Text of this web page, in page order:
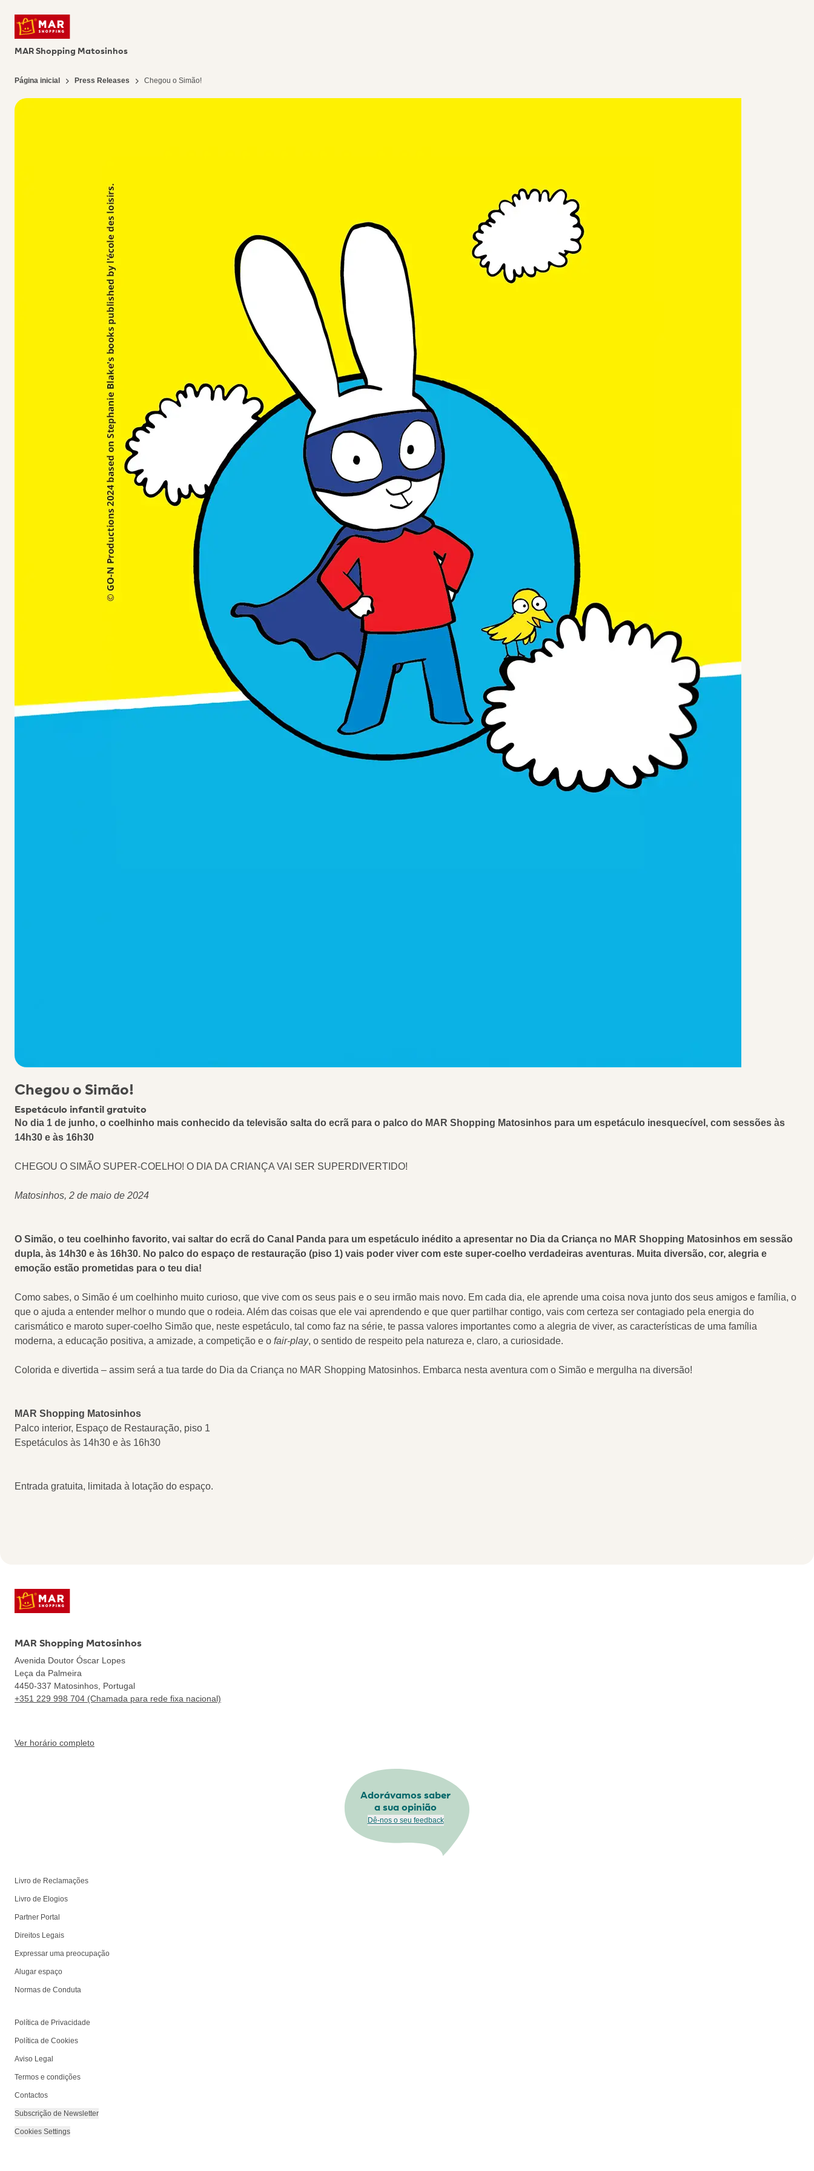
MAR Shopping Matosinhos
Página inicial Press Releases Chegou o Simão!
Chegou o Simão!
Espetáculo infantil gratuito
No dia 1 de junho, o coelhinho mais conhecido da televisão salta do ecrã para o palco do MAR Shopping Matosinhos para um espetáculo inesquecível, com sessões às
14h30 e às 16h30
CHEGOU O SIMÃO SUPER-COELHO! O DIA DA CRIANÇA VAI SER SUPERDIVERTIDO!
Matosinhos, 2 de maio de 2024
O Simão, o teu coelhinho favorito, vai saltar do ecrã do Canal Panda para um espetáculo inédito a apresentar no Dia da Criança no MAR Shopping Matosinhos em sessão
dupla, às 14h30 e às 16h30. No palco do espaço de restauração (piso 1) vais poder viver com este super-coelho verdadeiras aventuras. Muita diversão, cor, alegria e
emoção estão prometidas para o teu dia!
Como sabes, o Simão é um coelhinho muito curioso, que vive com os seus pais e o seu irmão mais novo. Em cada dia, ele aprende uma coisa nova junto dos seus amigos e família, o
que o ajuda a entender melhor o mundo que o rodeia. Além das coisas que ele vai aprendendo e que quer partilhar contigo, vais com certeza ser contagiado pela energia do
carismático e maroto super-coelho Simão que, neste espetáculo, tal como faz na série, te passa valores importantes como a alegria de viver, as características de uma família
moderna, a educação positiva, a amizade, a competição e o fair-play, o sentido de respeito pela natureza e, claro, a curiosidade.
Colorida e divertida – assim será a tua tarde do Dia da Criança no MAR Shopping Matosinhos. Embarca nesta aventura com o Simão e mergulha na diversão!
MAR Shopping Matosinhos
Palco interior, Espaço de Restauração, piso 1
Espetáculos às 14h30 e às 16h30
Entrada gratuita, limitada à lotação do espaço.
MAR Shopping Matosinhos
Avenida Doutor Óscar Lopes
Leça da Palmeira
4450-337 Matosinhos, Portugal
+351 229 998 704 (Chamada para rede fixa nacional)
Ver horário completo
Adorávamos saber
a sua opinião
Dê-nos o seu feedback
Livro de Reclamações
Livro de Elogios
Partner Portal
Direitos Legais
Expressar uma preocupação
Alugar espaço
Normas de Conduta
Política de Privacidade
Política de Cookies
Aviso Legal
Termos e condições
Contactos
Subscrição de Newsletter
Cookies Settings